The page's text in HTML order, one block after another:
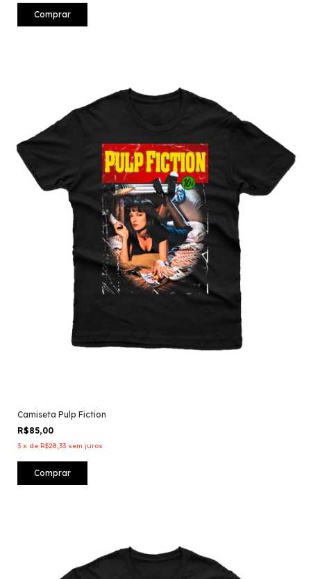
Comprar
Camiseta Pulp Fiction
R$85,00
3 x de R$28,33 sem juros
Comprar